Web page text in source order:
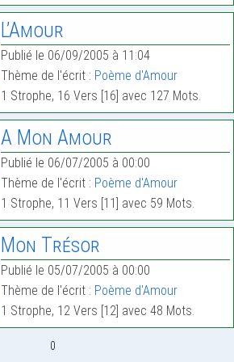
L’Amour
Publié le 06/09/2005 à 11:04
Thème de l'écrit : Poème d'Amour
1 Strophe, 16 Vers [16] avec 127 Mots.
A Mon Amour
Publié le 06/07/2005 à 00:00
Thème de l'écrit : Poème d'Amour
1 Strophe, 11 Vers [11] avec 59 Mots.
Mon Trésor
Publié le 05/07/2005 à 00:00
Thème de l'écrit : Poème d'Amour
1 Strophe, 12 Vers [12] avec 48 Mots.
0